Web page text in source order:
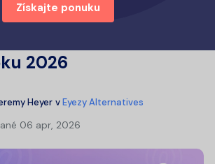
Získajte ponukuLife360:
2026
Heyer vEyezy Alternatives
06 apr, 2026